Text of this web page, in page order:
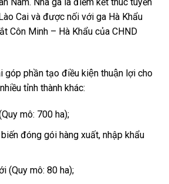
Cai và được nối với ga Hà Khẩu
Côn Minh – Hà Khẩu của CHND
góp phần tạo điều kiện thuận lợi cho
tỉnh thành khác:
mô: 700 ha);
đóng gói hàng xuất, nhập khẩu
(Quy mô: 80 ha);